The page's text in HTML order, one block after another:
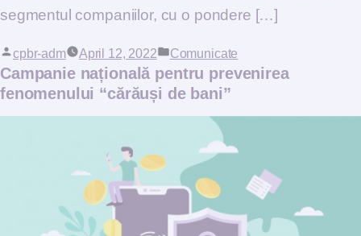
segmentul companiilor, cu o pondere […]
Posted by
cpbr-adm April 12, 2022 Posted in
Comunicate
Campanie națională pentru prevenirea
fenomenului “cărăuși de bani”